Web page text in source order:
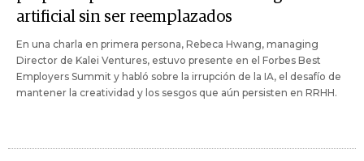
artificial sin ser reemplazados
En una charla en primera persona, Rebeca Hwang, managing
Director de Kalei Ventures, estuvo presente en el Forbes Best
Employers Summit y habló sobre la irrupción de la IA, el desafío de
mantener la creatividad y los sesgos que aún persisten en RRHH.